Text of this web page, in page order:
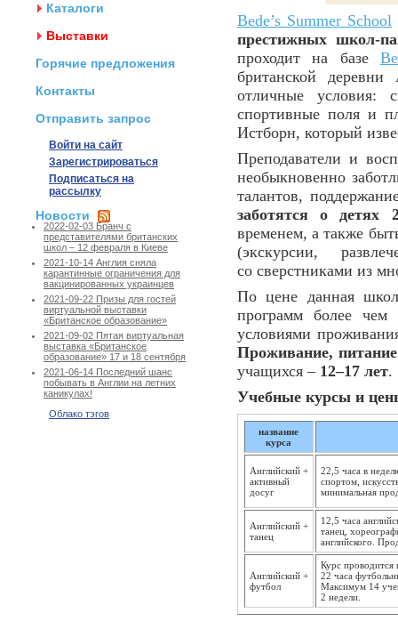
Каталоги
Выставки
Горячие предложения
Контакты
Отправить запрос
Войти на сайт
Зарегистрироваться
Подписаться на
рассылку
Новости
2022-02-03 Бранч с
представителями британских
школ – 12 февраля в Киеве
2021-10-14 Англия сняла
карантинные ограничения для
вакцинированных украинцев
2021-09-22 Призы для гостей
виртуальной выставки
«Британское образование»
2021-09-02 Пятая виртуальная
выставка «Британское
образование» 17 и 18 сентября
2021-06-14 Последний шанс
побывать в Англии на летних
каникулах!
Облако тэгов
Bede’s Summer School
престижных школ-
проходит на базе
британской
отличные условия:
спортивные поля и
Истборн, который
Преподаватели и
необыкновенно
талантов,
заботятся о детях
временем, а также
(экскурсии,
со сверстниками из
По цене данная
программ более чем
условиями
Проживание,
учащихся – 12–17 лет.
Учебные курсы и
название
курса
Английский +
активный
досуг
22,5 часа в
спортом,
минимальная
Английский +
танец
12,5 часа
танец,
английского.
Английский +
футбол
Курс проводится
22 часа
Максимум 14
2 недели.